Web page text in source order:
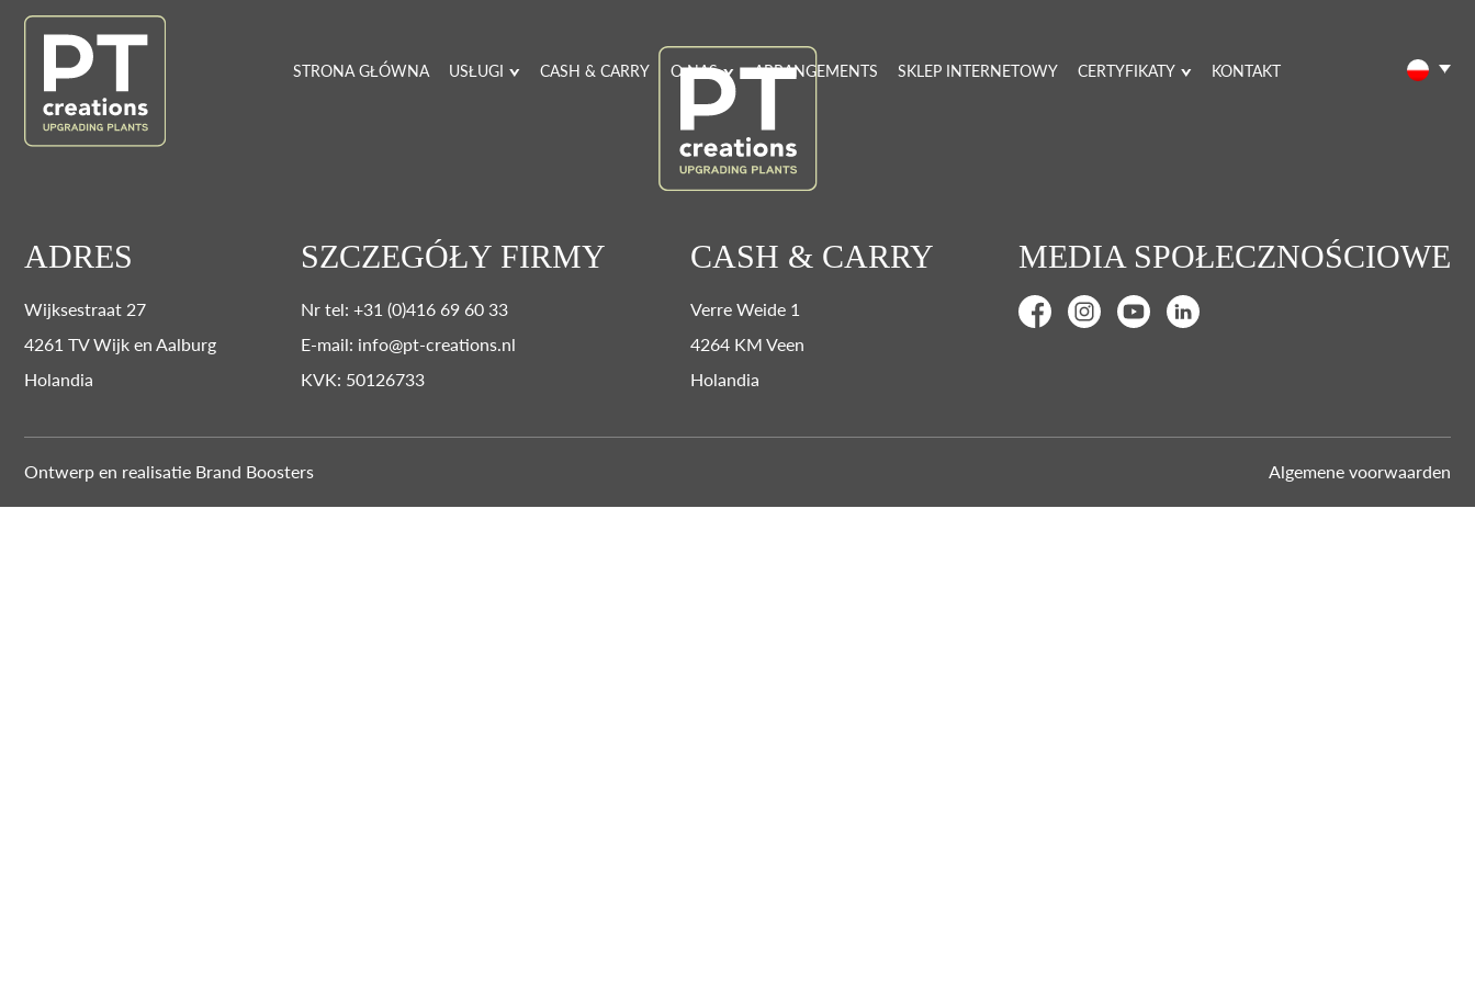
STRONA GŁÓWNA USŁUGI CASH & CARRY O NAS ARRANGEMENTS SKLEP INTERNETOWY CERTYFIKATY KONTAKT
ADRES
Wijksestraat 27
4261 TV Wijk en Aalburg
Holandia
SZCZEGÓŁY FIRMY
Nr tel: +31 (0)416 69 60 33
E-mail: info@pt-creations.nl
KVK: 50126733
CASH & CARRY
Verre Weide 1
4264 KM Veen
Holandia
MEDIA SPOŁECZNOŚCIOWE
Ontwerp en realisatie Brand Boosters Algemene voorwaarden